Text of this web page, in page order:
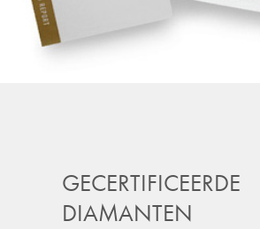
GECERTIFICEERDE
DIAMANTEN